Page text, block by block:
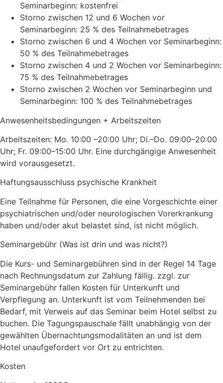
Seminarbeginn: kostenfrei
Storno zwischen 12 und 6 Wochen vor
Seminarbeginn: 25 % des Teilnahmebetrages
Storno zwischen 6 und 4 Wochen vor Seminarbeginn:
50 % des Teilnahmebetrages
Storno zwischen 4 und 2 Wochen vor Seminarbeginn:
75 % des Teilnahmebetrages
Storno zwischen 2 Wochen vor Seminarbeginn und
Seminarbeginn: 100 % des Teilnahmebetrages
Anwesenheitsbedingungen + Arbeitszeiten
Arbeitszeiten: Mo. 10:00 –20:00 Uhr; Di.–Do. 09:00–20:00
Uhr; Fr. 09:00–15:00 Uhr. Eine durchgängige Anwesenheit
wird vorausgesetzt.
Haftungsausschluss psychische Krankheit
Eine Teilnahme für Personen, die eine Vorgeschichte einer
psychiatrischen und/oder neurologischen Vorerkrankung
haben und/oder akut belastet sind, ist nicht möglich.
Seminargebühr (Was ist drin und was nicht?)
Die Kurs- und Seminargebühren sind in der Regel 14 Tage
nach Rechnungsdatum zur Zahlung fällig. zzgl. zur
Seminargebühr fallen Kosten für Unterkunft und
Verpflegung an. Unterkunft ist vom Teilnehmenden bei
Bedarf, mit Verweis auf das Seminar beim Hotel selbst zu
buchen. Die Tagungspauschale fällt unabhängig von der
gewählten Übernachtungsmodalitäten an und ist dem
Hotel unaufgefordert vor Ort zu entrichten.
Kosten